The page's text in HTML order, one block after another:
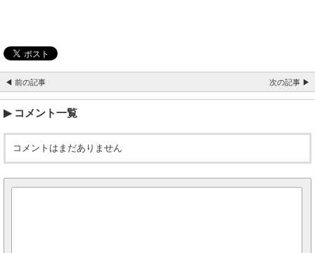
◀ 前の記事 次の記事 ▶
コメント一覧
コメントはまだありません